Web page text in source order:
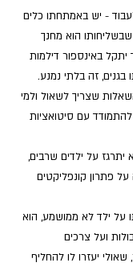
- יש באמתחתו כלים
שבשליחותו הוא מחנך
יתקל באינספור דילמות
בגנים, זה בלתי נמנע.
שצריך לשאול ולמי
להתמודד עם סיטואציות
יתרגז על ילדים שרבים,
פתרון קונפליקטים
על ילד לא ממושמע, הוא
ועל צרכים
יעזרו לו להחליף